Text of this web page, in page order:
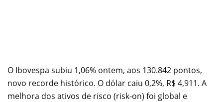
O Ibovespa subiu 1,06% ontem, aos 130.842 pontos,
novo recorde histórico. O dólar caiu 0,2%, R$ 4,911. A
melhora dos ativos de risco (risk-on) foi global e